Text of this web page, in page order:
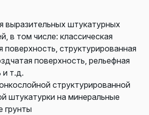
выразительных штукатурных
в том числе: классическая
поверхность, структурированная
поверхность, рельефная
и т.д.
структурированной
штукатурки на минеральные
грунты